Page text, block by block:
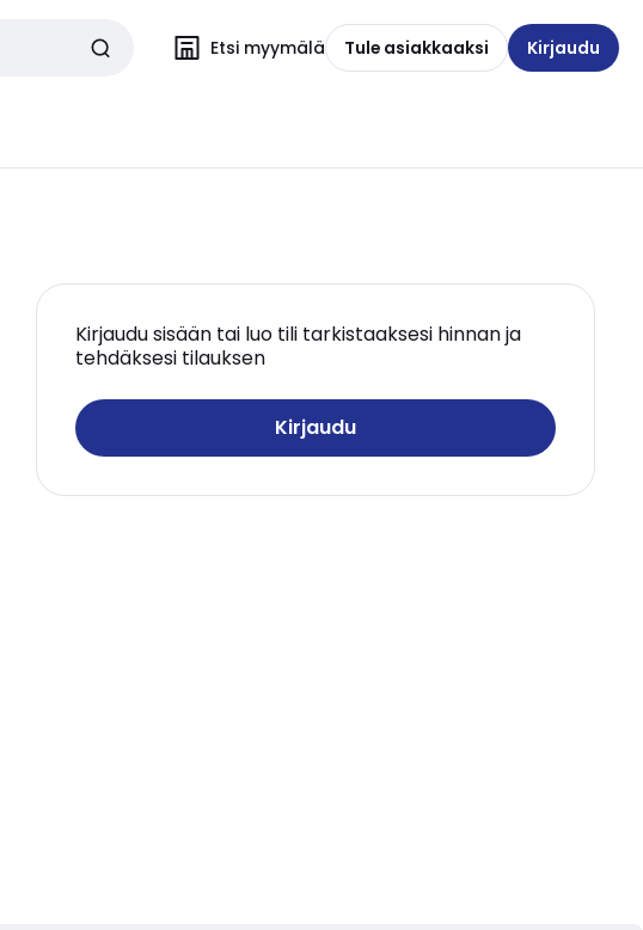
Etsi myymälä Tule asiakkaaksi Kirjaudu
Kirjaudu sisään tai luo tili tarkistaaksesi hinnan ja
tehdäksesi tilauksen
Kirjaudu